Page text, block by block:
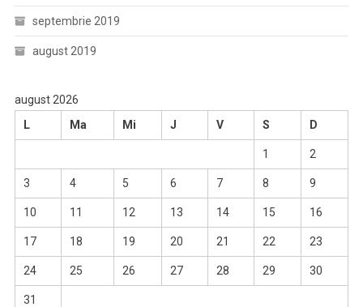
septembrie 2019
august 2019
august 2026
L
Ma Mi J V S D
1 2
3 4 5 6 7 8 9
10 11 12 13 14 15 16
17 18 19 20 21 22 23
24 25 26 27 28 29 30
31